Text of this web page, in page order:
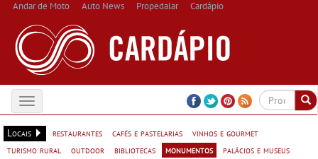
Andar de Moto Auto News Propedalar Cardápio
Toggle
navigation
Locais
restaurantes cafés e pastelarias
vinhos e gourmet
turismo rural
outdoor bibliotecas monumentos
palácios e museus